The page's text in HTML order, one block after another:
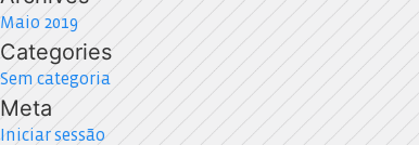
Maio 2019
Categories
Sem categoria
Meta
Iniciar sessão